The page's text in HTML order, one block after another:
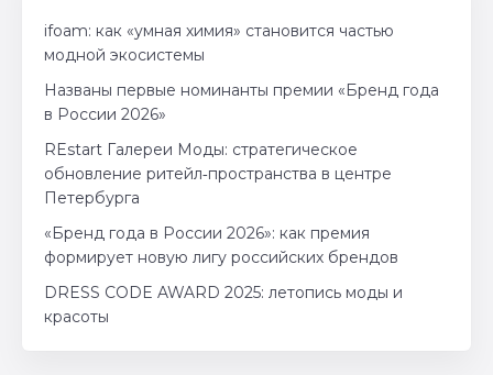
ifoam: как «умная химия» становится частью
модной экосистемы
Названы первые номинанты премии «Бренд года
в России 2026»
REstart Галереи Моды: стратегическое
обновление ритейл‑пространства в центре
Петербурга
«Бренд года в России 2026»: как премия
формирует новую лигу российских брендов
DRESS CODE AWARD 2025: летопись моды и
красоты